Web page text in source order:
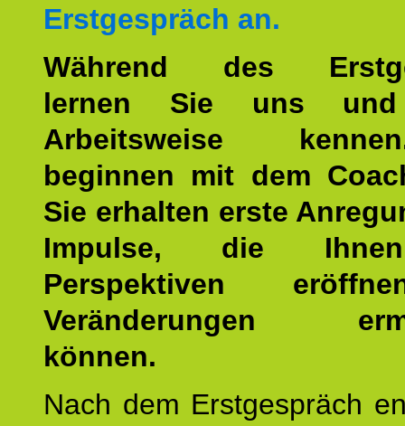
Erstgespräch an.
Während des
lernen Sie uns und
Arbeitsweise
beginnen mit dem
Sie erhalten erste
Impulse, die
Perspektiven
Veränderungen
können.
Nach dem Erstgespräch